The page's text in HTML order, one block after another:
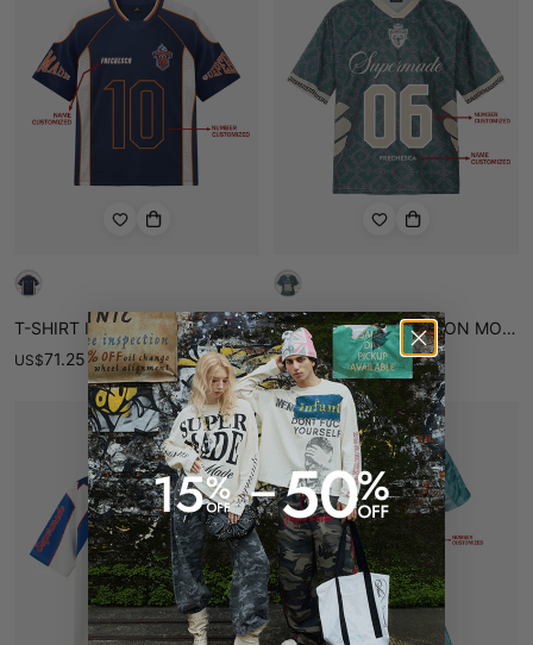
T-SHIRT IN JERSEY CON INSERTI A CONTRASTO E STAMPA NUMERICA IN RETE.
US$71.25
T-SHIRT IN JERSEY CON MOTIVO BAROCCO RETRÒ
US$54.86